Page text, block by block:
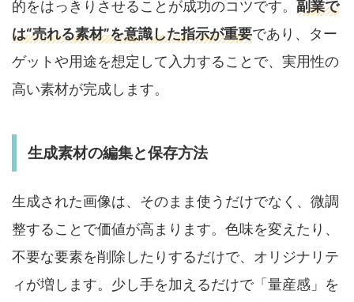
的をはっきりさせることが成功のコツです。 副業で
は“売れる素材”を意識した指示が重要であり、ター
ゲットや用途を想定して入力することで、実用性の
高い素材が完成します。
生成素材の編集と保存方法
生成された画像は、そのまま使うだけでなく、微調
整することで価値が高まります。色味を変えたり、
不要な要素を削除したりするだけで、オリジナリテ
ィが増します。少し手を加えるだけで「量産感」を